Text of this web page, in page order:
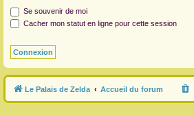
Se souvenir de moi
Cacher mon statut en ligne pour cette session
Le Palais de Zelda Accueil du forum